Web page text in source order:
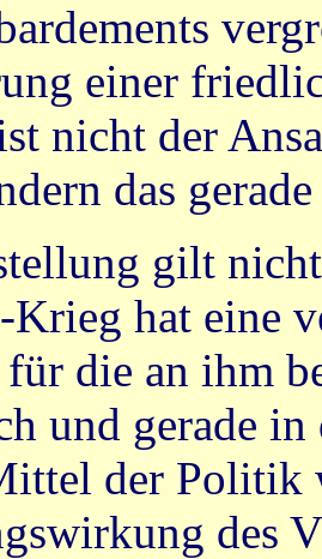
einer
nicht der
das
gilt
hat eine
für die an ihm
und gerade
der Politik
des